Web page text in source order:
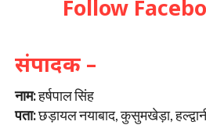
Follow
संपादक –
नाम:हर्षपाल सिंह
पता:छड़ायल नयाबाद, कुसुमखेड़ा,